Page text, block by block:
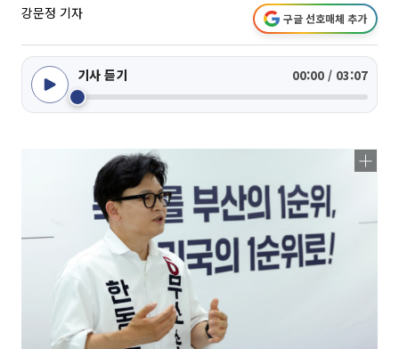
강문정 기자 구글 선호매체 추가
기사 듣기 00:00 / 03:07